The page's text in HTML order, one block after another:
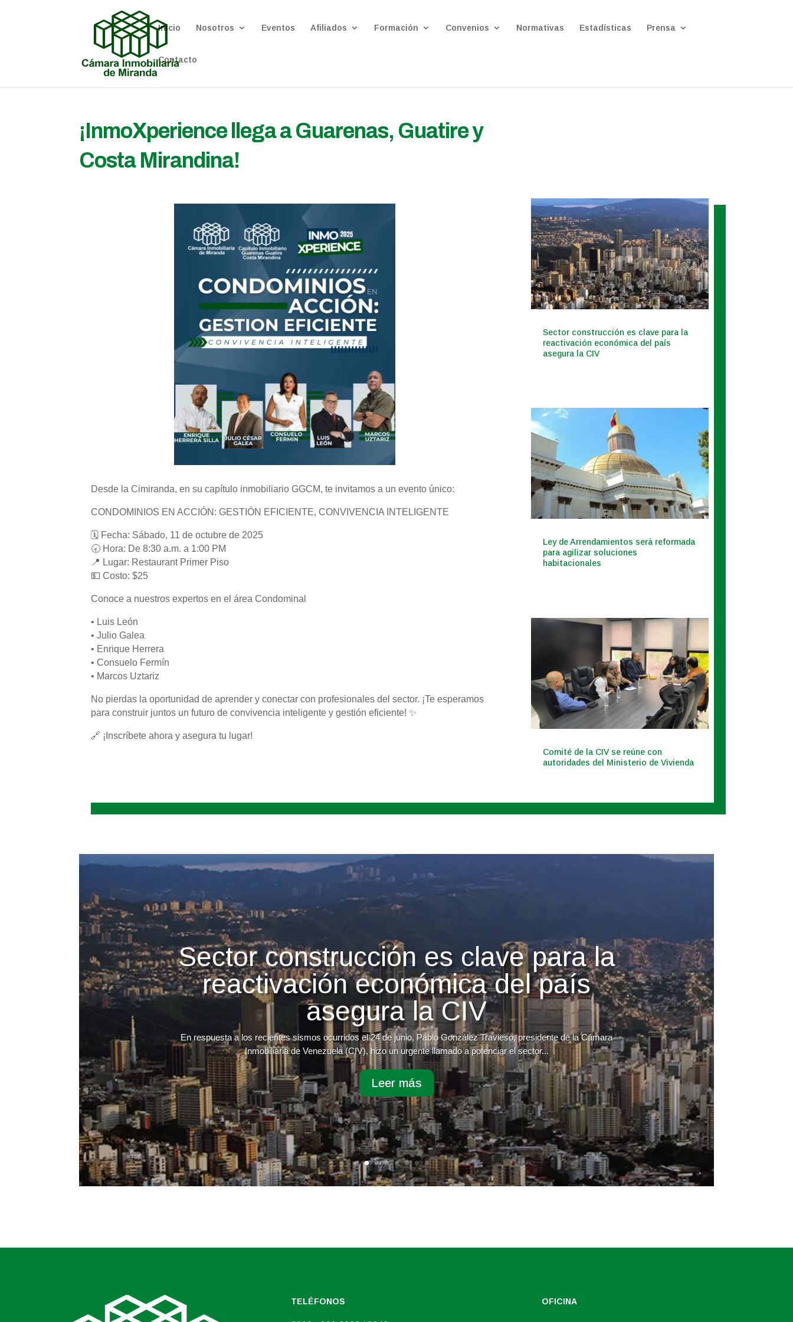
Inicio Nosotros Eventos Afiliados Formación Convenios Normativas Estadísticas Prensa
Contacto
¡InmoXperience llega a Guarenas, Guatire y
Costa Mirandina!
Desde la Cimiranda, en su capítulo inmobiliario GGCM, te invitamos a un evento único:
CONDOMINIOS EN ACCIÓN: GESTIÓN EFICIENTE, CONVIVENCIA INTELIGENTE
🗓 Fecha: Sábado, 11 de octubre de 2025
🕣 Hora: De 8:30 a.m. a 1:00 PM
📍 Lugar: Restaurant Primer Piso
💵 Costo: $25
Conoce a nuestros expertos en el área Condominal
• Luis León
• Julio Galea
• Enrique Herrera
• Consuelo Fermín
• Marcos Uztariz
No pierdas la oportunidad de aprender y conectar con profesionales del sector. ¡Te esperamos
para construir juntos un futuro de convivencia inteligente y gestión eficiente! ✨
🔗 ¡Inscríbete ahora y asegura tu lugar!
Sector construcción es clave para la
reactivación económica del país
asegura la CIV
Ley de Arrendamientos será reformada
para agilizar soluciones
habitacionales
Comité de la CIV se reúne con
autoridades del Ministerio de Vivienda
Sector construcción es clave para la
reactivación económica del país
asegura la CIV
En respuesta a los recientes sismos ocurridos el 24 de junio, Pablo González Travieso, presidente de la Cámara
Inmobiliaria de Venezuela (CIV), hizo un urgente llamado a potenciar el sector...
Leer más
TELÉFONOS OFICINA